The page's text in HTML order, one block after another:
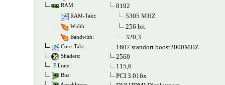
RAM: 8192
RAM-Takt: 5305 MHZ
Width: 256 bit
Bandwith: 320,3
Core-Takt: 1607 standort boost2000MHZ
Shaders: 2560
Fillrate: 115,6
Bus: PCI 3.016x